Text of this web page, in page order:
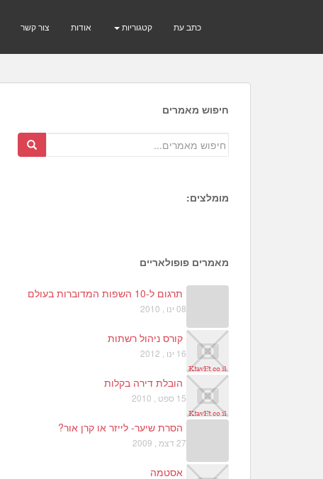
צור קשר אודות קטגוריות כתב עת
חיפוש מאמרים
מומלצים:
2
מאמרים פופולאריים
תרגום ל-10 השפות המדוברות בעולם
08 ינו , 2010
קורס ניהול רשתות
16 ינו , 2012
הובלת דירה בקלות
15 ספט , 2010
הסרת שיער- לייזר או קרן אור?
27 דצמ , 2009
אסטמה